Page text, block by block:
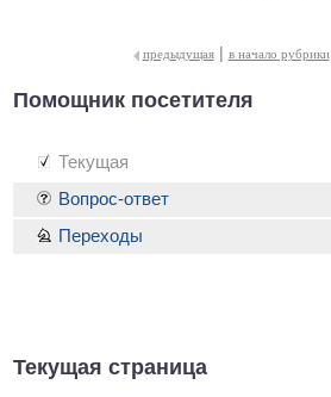
предыдущая | в начало рубрики
Помощник посетителя
Текущая
Текущая страница
Вопрос-ответ
Переходы